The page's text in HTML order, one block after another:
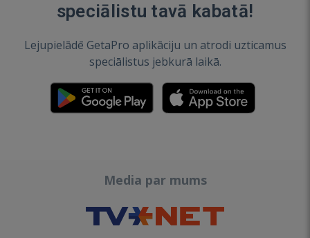
speciālistu tavā kabatā!
Lejupielādē GetaPro aplikāciju un atrodi uzticamus
speciālistus jebkurā laikā.
Media par mums